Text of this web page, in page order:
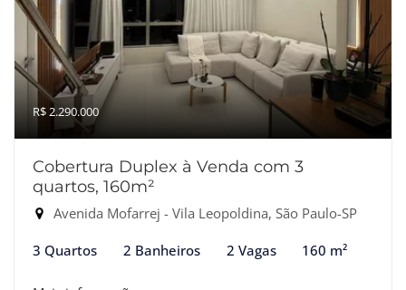
R$ 2.290.000
Cobertura Duplex à Venda com 3
quartos, 160m²
Avenida Mofarrej - Vila Leopoldina, São Paulo-SP
3 Quartos 2 Banheiros 2 Vagas 160 m²